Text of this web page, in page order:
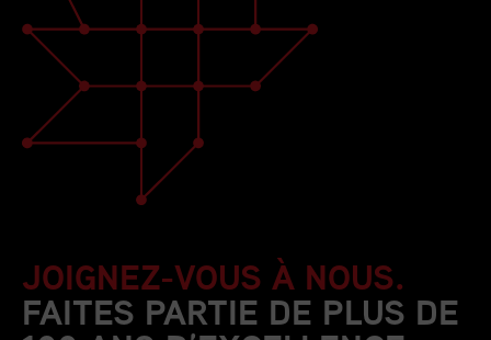
JOIGNEZ-VOUS À NOUS.
FAITES PARTIE DE PLUS DE